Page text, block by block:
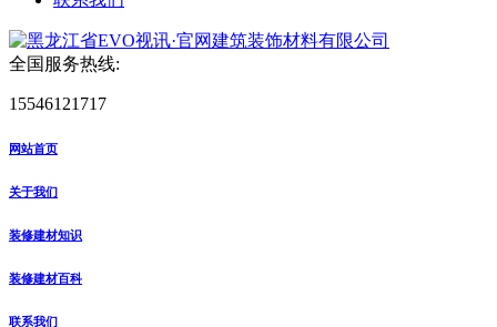
全国服务热线:
15546121717
网站首页
关于我们
装修建材知识
装修建材百科
联系我们